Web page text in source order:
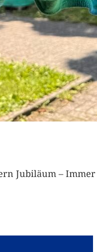
Jubiläum –